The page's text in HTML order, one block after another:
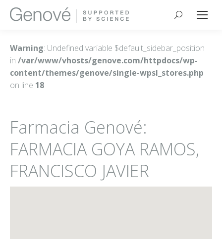
Buscar:
Warning: Undefined variable $default_sidebar_position
in /var/www/vhosts/genove.com/httpdocs/wp-
content/themes/genove/single-wpsl_stores.php
on line 18
Farmacia Genové:
FARMACIA GOYA RAMOS,
FRANCISCO JAVIER